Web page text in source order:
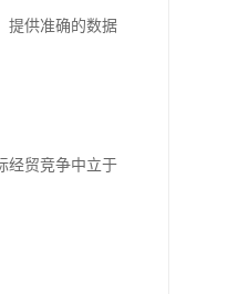
提供准确的数据
经贸竞争中立于